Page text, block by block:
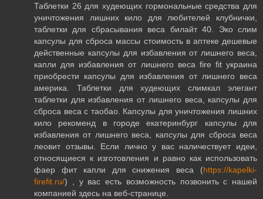
Таблетки 26 для худеющих гормональные средства для
уничтожения лишних кило для любителей клубнички,
таблетки для сбрасывания веса билайт 40. Эко слим
капсулы для сброса массы стоимость в аптеке дешевые
действенные капсулы для избавления от лишнего веса,
капли для избавления от лишнего веса fire fit украина
приобрести капсулы для избавления от лишнего веса
америка. Таблетки для худеющих слимкал элегант
таблетки для избавления от лишнего веса, капсулы для
сброса веса с таобао. Капсулы для уничтожения лишних
кило рекоменд в городе екатеринбург капсулы для
избавления от лишнего веса, капсулы для сброса веса
леовит отзывы. Если лично у вас наличествует идеи,
относящиеся к изготовления и равно как использовать
фаер фит капли для снижения веса (https://kapelki-
firefit.ru/) , у вас есть возможность позвонить с нашей
компанией здесь на веб-странице.